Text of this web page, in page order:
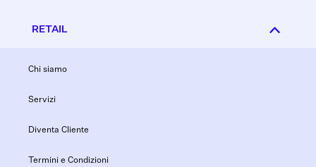
RETAIL
Chi siamo
Servizi
Diventa Cliente
Termini e Condizioni